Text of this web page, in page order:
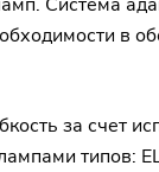
за счет
типов: